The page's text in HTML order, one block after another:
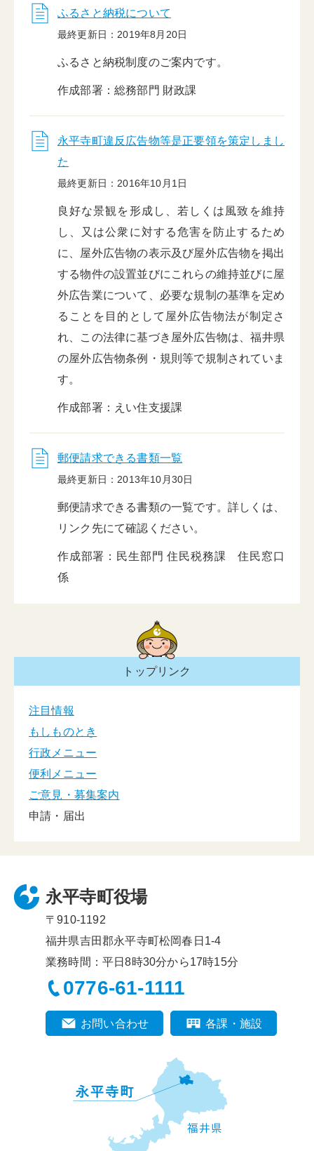
ふるさと納税について
最終更新日：2019年8月20日
ふるさと納税制度のご案内です。
作成部署：総務部門 財政課
永平寺町違反広告物等是正要領を策定しまし
た
最終更新日：2016年10月1日
良好な景観を形成し、若しくは風致を維持
し、又は公衆に対する危害を防止するため
に、屋外広告物の表示及び屋外広告物を掲出
する物件の設置並びにこれらの維持並びに屋
外広告業について、必要な規制の基準を定め
ることを目的として屋外広告物法が制定さ
れ、この法律に基づき屋外広告物は、福井県
の屋外広告物条例・規則等で規制されていま
す。
作成部署：えい住支援課
郵便請求できる書類一覧
最終更新日：2013年10月30日
郵便請求できる書類の一覧です。詳しくは、
リンク先にて確認ください。
作成部署：民生部門 住民税務課 住民窓口
係
トップリンク
注目情報
もしものとき
行政メニュー
便利メニュー
ご意見・募集案内
申請・届出
永平寺町役場
〒910-1192
福井県吉田郡永平寺町松岡春日1-4
業務時間：平日8時30分から17時15分
0776-61-1111
お問い合わせ 各課・施設